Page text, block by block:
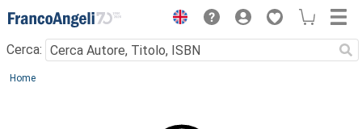
Menu
Cerca:
Main content
Home